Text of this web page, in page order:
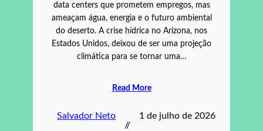
data centers que prometem empregos, mas
ameaçam água, energia e o futuro ambiental
do deserto. A crise hídrica no Arizona, nos
Estados Unidos, deixou de ser uma projeção
climática para se tornar uma…
Read More
Salvador Neto
//
1 de julho de 2026